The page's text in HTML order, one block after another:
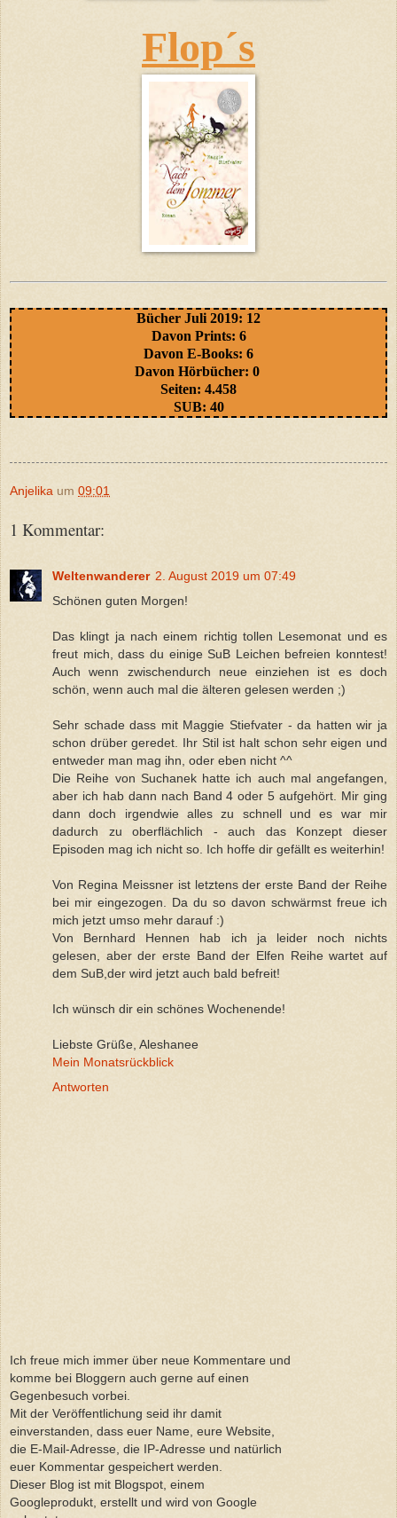
Flop´s
Bücher Juli 2019: 12
Davon Prints: 6
Davon E-Books: 6
Davon Hörbücher: 0
Seiten: 4.458
SUB: 40
Anjelika um 09:01
1 Kommentar:
Weltenwanderer 2. August 2019 um 07:49
Schönen guten Morgen!
Das klingt ja nach einem richtig tollen Lesemonat und es
freut mich, dass du einige SuB Leichen befreien konntest!
Auch wenn zwischendurch neue einziehen ist es doch
schön, wenn auch mal die älteren gelesen werden ;)
Sehr schade dass mit Maggie Stiefvater - da hatten wir ja
schon drüber geredet. Ihr Stil ist halt schon sehr eigen und
entweder man mag ihn, oder eben nicht ^^
Die Reihe von Suchanek hatte ich auch mal angefangen,
aber ich hab dann nach Band 4 oder 5 aufgehört. Mir ging
dann doch irgendwie alles zu schnell und es war mir
dadurch zu oberflächlich - auch das Konzept dieser
Episoden mag ich nicht so. Ich hoffe dir gefällt es weiterhin!
Von Regina Meissner ist letztens der erste Band der Reihe
bei mir eingezogen. Da du so davon schwärmst freue ich
mich jetzt umso mehr darauf :)
Von Bernhard Hennen hab ich ja leider noch nichts
gelesen, aber der erste Band der Elfen Reihe wartet auf
dem SuB,der wird jetzt auch bald befreit!
Ich wünsch dir ein schönes Wochenende!
Liebste Grüße, Aleshanee
Mein Monatsrückblick
Antworten
Ich freue mich immer über neue Kommentare und
komme bei Bloggern auch gerne auf einen
Gegenbesuch vorbei.
Mit der Veröffentlichung seid ihr damit
einverstanden, dass euer Name, eure Website,
die E-Mail-Adresse, die IP-Adresse und natürlich
euer Kommentar gespeichert werden.
Dieser Blog ist mit Blogspot, einem
Googleprodukt, erstellt und wird von Google